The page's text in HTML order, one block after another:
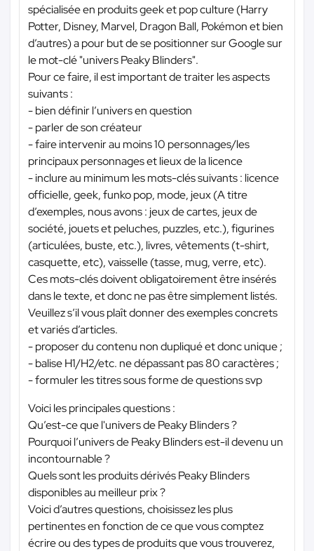
spécialisée en produits geek et pop culture (Harry
Potter, Disney, Marvel, Dragon Ball, Pokémon et bien
d’autres) a pour but de se positionner sur Google sur
le mot-clé "univers Peaky Blinders".
Pour ce faire, il est important de traiter les aspects
suivants :
- bien définir l’univers en question
- parler de son créateur
- faire intervenir au moins 10 personnages/les
principaux personnages et lieux de la licence
- inclure au minimum les mots-clés suivants : licence
officielle, geek, funko pop, mode, jeux (A titre
d’exemples, nous avons : jeux de cartes, jeux de
société, jouets et peluches, puzzles, etc.), figurines
(articulées, buste, etc.), livres, vêtements (t-shirt,
casquette, etc), vaisselle (tasse, mug, verre, etc).
Ces mots-clés doivent obligatoirement être insérés
dans le texte, et donc ne pas être simplement listés.
Veuillez s’il vous plaît donner des exemples concrets
et variés d’articles.
- proposer du contenu non dupliqué et donc unique ;
- balise H1/H2/etc. ne dépassant pas 80 caractères ;
- formuler les titres sous forme de questions svp
Voici les principales questions :
Qu’est-ce que l'univers de Peaky Blinders ?
Pourquoi l’univers de Peaky Blinders est-il devenu un
incontournable ?
Quels sont les produits dérivés Peaky Blinders
disponibles au meilleur prix ?
Voici d’autres questions, choisissez les plus
pertinentes en fonction de ce que vous comptez
écrire ou des types de produits que vous trouverez,